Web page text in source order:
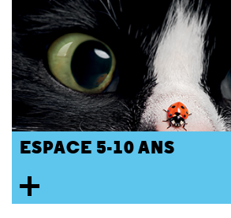
ESPACE 5-10 ANS